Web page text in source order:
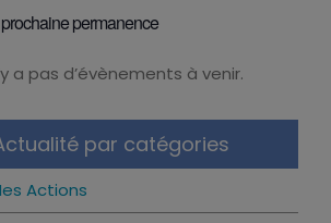
permanence
a pas d’évènements à venir.
par catégories
Actions